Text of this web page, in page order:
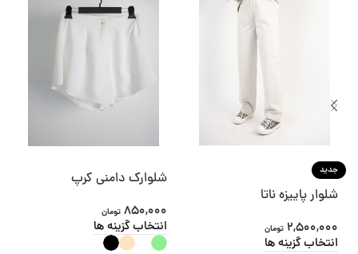
انتخاب گزینه ها
دامن کتان اسب
4,500,000
انتخاب گزینه ها